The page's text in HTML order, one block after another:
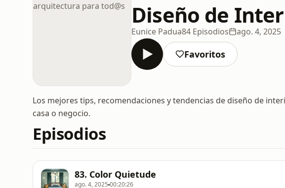
Diseño de
Eunice Padua84 Episodios ago. 4, 2025
Favoritos
Los mejores tips, recomendaciones y tendencias de diseño de
casa o negocio.
Episodios
83. Color Quietude
ago. 4, 2025 00:20:26